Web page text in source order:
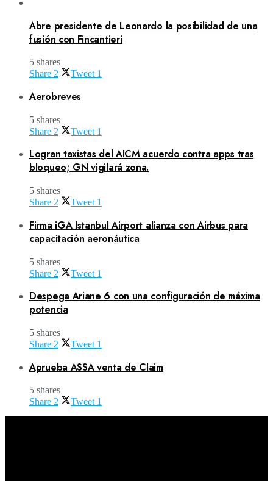
Abre presidente de Leonardo la posibilidad de una
fusión con Fincantieri
5 shares
Share 2 Tweet 1
Aerobreves
5 shares
Share 2 Tweet 1
Logran taxistas del AICM acuerdo contra apps tras
bloqueo; GN vigilará zona.
5 shares
Share 2 Tweet 1
Firma iGA Istanbul Airport alianza con Airbus para
capacitación aeronáutica
5 shares
Share 2 Tweet 1
Despega Ariane 6 con una configuración de máxima
potencia
5 shares
Share 2 Tweet 1
Aprueba ASSA venta de Claim
5 shares
Share 2 Tweet 1